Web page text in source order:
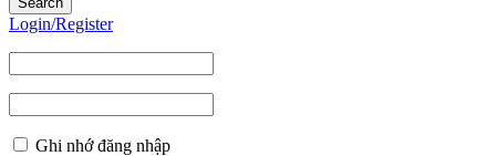
Login/Register
Ghi nhớ đăng nhập